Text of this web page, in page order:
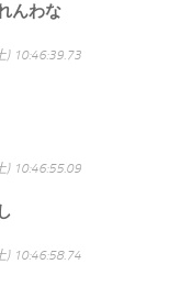
んわな
) 10:46:39.73
) 10:46:55.09
) 10:46:58.74